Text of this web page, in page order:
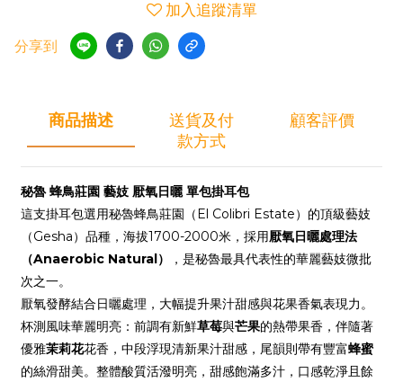
加入追蹤清單
分享到
商品描述
送貨及付
款方式
顧客評價
秘魯 蜂鳥莊園 藝妓 厭氧日曬 單包掛耳包
這支掛耳包選用秘魯蜂鳥莊園（El Colibri Estate）的頂級藝妓
（Gesha）品種，海拔1700-2000米，採用厭氧日曬處理法
（Anaerobic Natural）
，是秘魯最具代表性的華麗藝妓微批
次之一。
厭氧發酵結合日曬處理，大幅提升果汁甜感與花果香氣表現力。
杯測風味華麗明亮：前調有新鮮草莓與芒果的熱帶果香，伴隨著
優雅茉莉花花香，中段浮現清新果汁甜感，尾韻則帶有豐富蜂蜜
的絲滑甜美。整體酸質活潑明亮，甜感飽滿多汁，口感乾淨且餘